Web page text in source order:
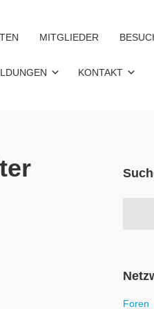
MITGLIEDER
KONTAKT
Foren